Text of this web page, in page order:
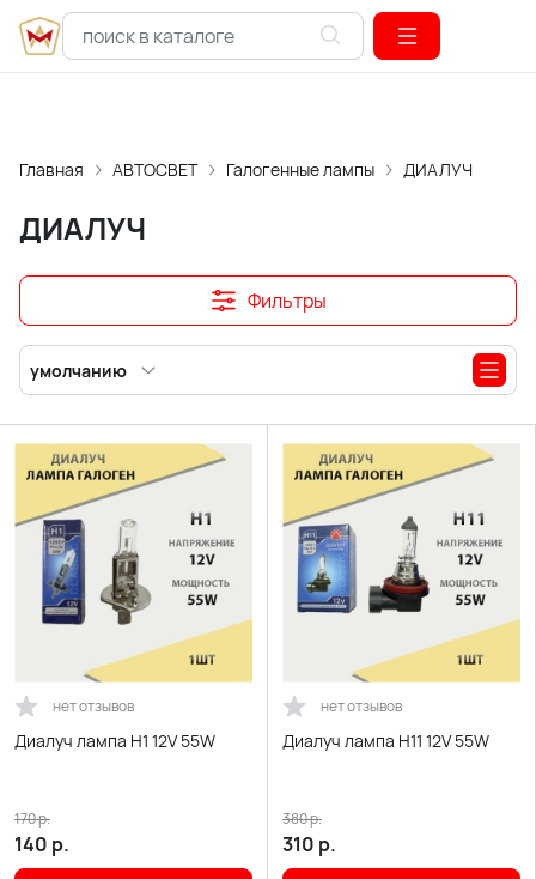
Главная АВТОСВЕТ Галогенные лампы ДИАЛУЧ
ДИАЛУЧ
Фильтры
умолчанию
нет отзывов
Диалуч лампа H1 12V 55W
140 р.
170р.
нет отзывов
Диалуч лампа H11 12V 55W
310 р.
380р.